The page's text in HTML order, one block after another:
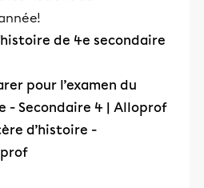
de 4e secondaire
pour l’examen du
- Secondaire 4 | Alloprof
d’histoire -